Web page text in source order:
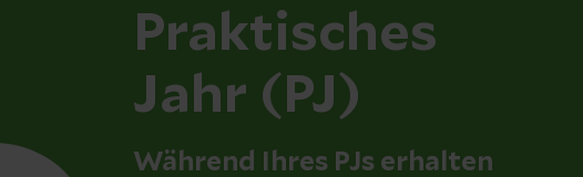
Praktisches
Jahr (PJ)
Während Ihres PJs erhalten